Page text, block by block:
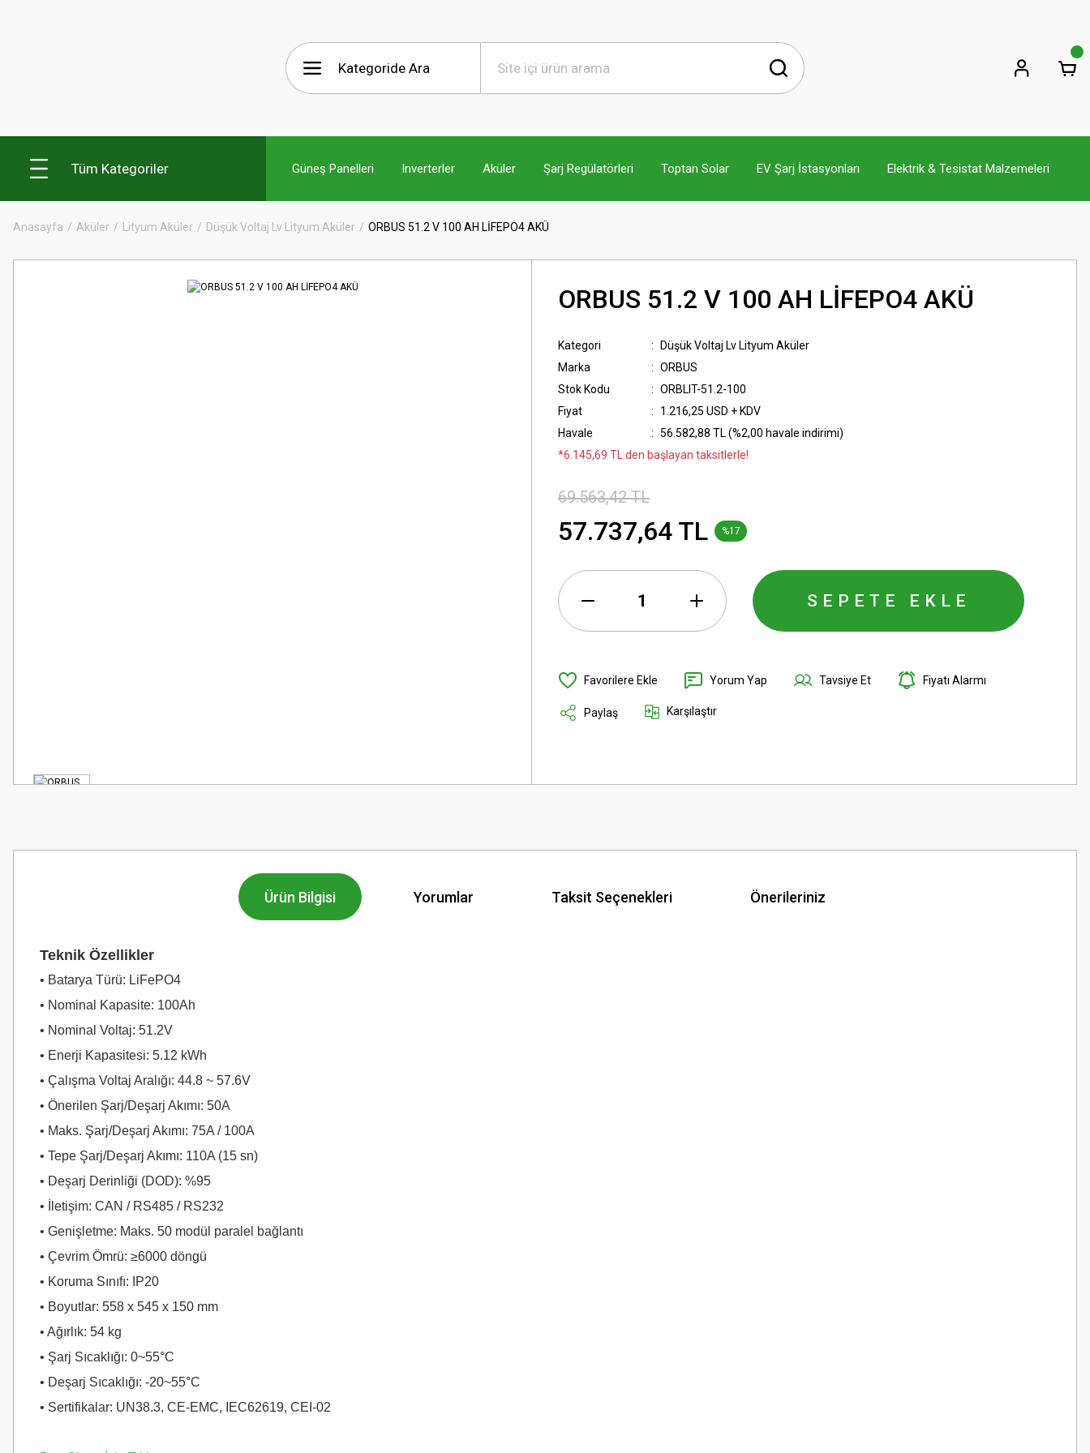
Tüm Kategoriler Güneş Panelleri Inverterler Aküler Şarj Regülatörleri Toptan Solar EV Şarj İstasyonları Elektrik & Tesistat Malzemeleri
Anasayfa Aküler Lityum Aküler Düşük Voltaj Lv Lityum Aküler ORBUS 51.2 V 100 AH LİFEPO4 AKÜ
ORBUS 51.2 V 100 AH LİFEPO4 AKÜ
Kategori
Düşük Voltaj Lv Lityum Aküler
Marka
ORBUS
Stok Kodu
ORBLIT-51.2-100
Fiyat
1.216,25 USD + KDV
Havale
56.582,88 TL (%2,00 havale indirimi)
*6.145,69 TL den başlayan taksitlerle!
69.563,42 TL
57.737,64 TL %17
SEPETE EKLE
Yorum Yap Tavsiye Et Fiyatı Alarmı
Paylaş Karşılaştır
Ürün Bilgisi Yorumlar Taksit Seçenekleri Önerileriniz
Teknik Özellikler
• Batarya Türü: LiFePO4
• Nominal Kapasite: 100Ah
• Nominal Voltaj: 51.2V
• Enerji Kapasitesi: 5.12 kWh
• Çalışma Voltaj Aralığı: 44.8 ~ 57.6V
• Önerilen Şarj/Deşarj Akımı: 50A
• Maks. Şarj/Deşarj Akımı: 75A / 100A
• Tepe Şarj/Deşarj Akımı: 110A (15 sn)
• Deşarj Derinliği (DOD): %95
• İletişim: CAN / RS485 / RS232
• Genişletme: Maks. 50 modül paralel bağlantı
• Çevrim Ömrü: ≥6000 döngü
• Koruma Sınıfı: IP20
• Boyutlar: 558 x 545 x 150 mm
• Ağırlık: 54 kg
• Şarj Sıcaklığı: 0~55°C
• Deşarj Sıcaklığı: -20~55°C
• Sertifikalar: UN38.3, CE-EMC, IEC62619, CEI-02